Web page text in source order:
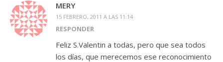
MERY
15 FEBRERO, 2011 A LAS 11:14
RESPONDER
Feliz S.Valentin a todas, pero que sea todos
los días, que merecemos ese reconocimiento